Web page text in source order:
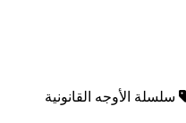
سلسلة الأوجه القانونية